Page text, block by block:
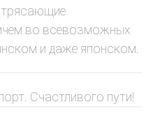
во всевозможных
и даже японском.
Счастливого пути!